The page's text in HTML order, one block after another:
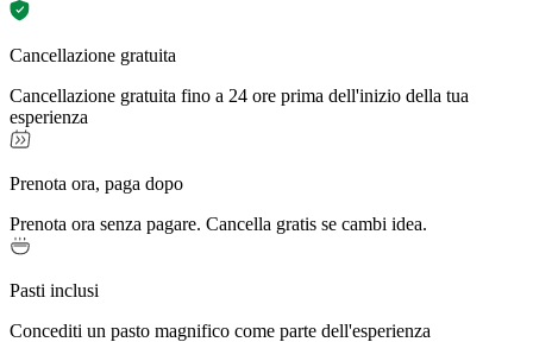
Cancellazione gratuita
Cancellazione gratuita fino a 24 ore prima dell'inizio della tua
esperienza
Prenota ora, paga dopo
Prenota ora senza pagare. Cancella gratis se cambi idea.
Pasti inclusi
Concediti un pasto magnifico come parte dell'esperienza